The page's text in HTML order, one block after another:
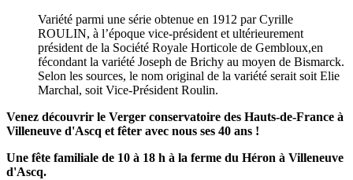
Variété parmi une série obtenue en 1912 par Cyrille
ROULIN, à l’époque vice-président et ultérieurement
président de la Société Royale Horticole de Gembloux,en
fécondant la variété Joseph de Brichy au moyen de Bismarck.
Selon les sources, le nom original de la variété serait soit Elie
Marchal, soit Vice-Président Roulin.
Venez découvrir le Verger conservatoire des Hauts-de-France à
Villeneuve d'Ascq et fêter avec nous ses 40 ans !
Une fête familiale de 10 à 18 h à la ferme du Héron à Villeneuve
d'Ascq.